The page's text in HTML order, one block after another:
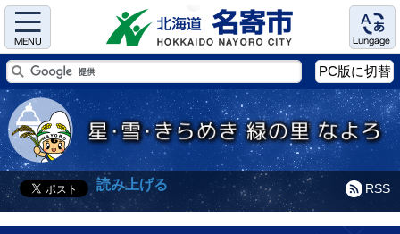
Menu Language
PC版に切替
RSS
読み上げる